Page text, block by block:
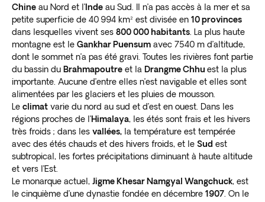
Chine au Nord et l’ Inde au Sud. Il n’a pas accès à la mer et sa
petite superficie de 40 994 km² est divisée en 10 provinces
dans lesquelles vivent ses 800 000 habitants . La plus haute
montagne est le Gankhar Puensum avec 7540 m d’altitude,
dont le sommet n’a pas été gravi. Toutes les rivières font partie
du bassin du Brahmapoutre et la Drangme Chhu est la plus
importante. Aucune d’entre elles n’est navigable et elles sont
alimentées par les glaciers et les pluies de mousson.
Le climat varie du nord au sud et d’est en ouest. Dans les
régions proches de l’Himalaya, les étés sont frais et les hivers
très froids ; dans les vallées, la température est tempérée
avec des étés chauds et des hivers froids, et le Sud est
subtropical, les fortes précipitations diminuant à haute altitude
et vers l’Est.
Le monarque actuel, Jigme Khesar Namgyal Wangchuck, est
le cinquième d’une dynastie fondée en décembre 1907 . On le